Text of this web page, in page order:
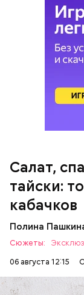
Салат,
тайски:
кабачков
Полина
Сюжеты:
06 августа 12:15
кабачок;
петрушка;
оливковое
Однако
может быть
есть с